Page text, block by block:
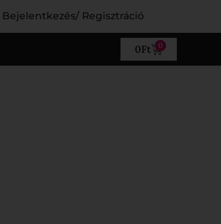
Bejelentkezés/ Regisztráció
0Ft 0